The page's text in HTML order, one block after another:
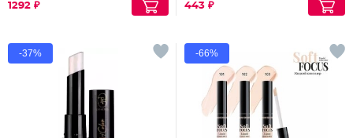
1292 ₽ 443 ₽
-37% -66%